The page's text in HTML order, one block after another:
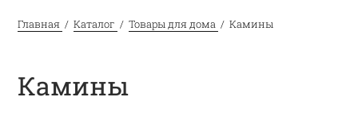
Главная Каталог Товары для дома Камины
Камины